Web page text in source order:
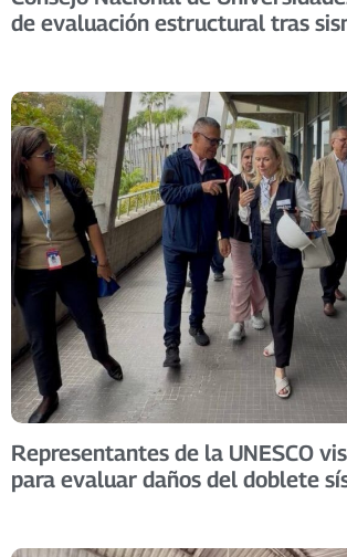
de evaluación estructural tras
Representantes de la UNESCO
para evaluar daños del doblete